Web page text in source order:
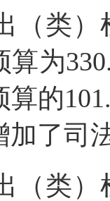
（类
算为
的
加了司
（类